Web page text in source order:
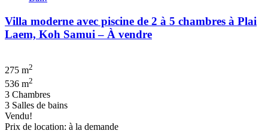
Villa moderne avec piscine de 2 à 5 chambres à Plai
Laem, Koh Samui – À vendre
275 m2
536 m2
3 Chambres
3 Salles de bains
Vendu!
Prix de location: à la demande